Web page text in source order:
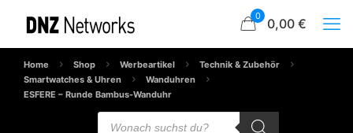
0 0,00 €
Home Shop Werbeartikel
Technik & Zubehör
Smartwatches & Uhren
Wanduhren
ESFERE – Runde Bambus-Wanduhr
Products
search